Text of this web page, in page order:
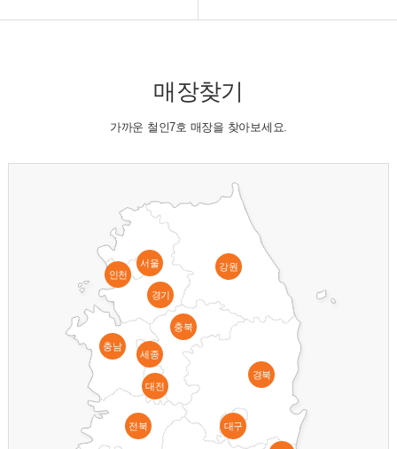
매장찾기
가까운 철인7호 매장을 찾아보세요.
서울
인천
경기
강원
충북
충남
세종
대전
경북
대구
전북